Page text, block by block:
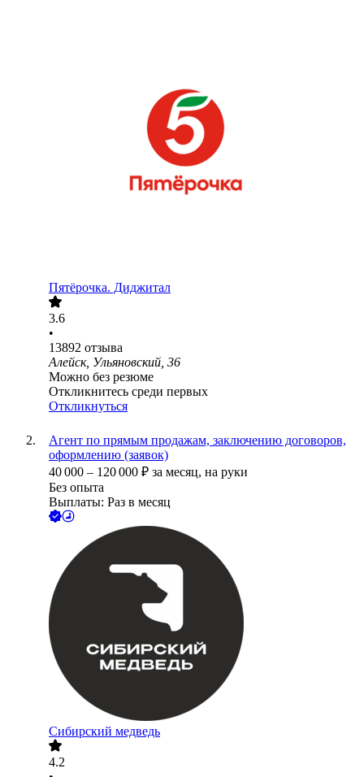
Пятёрочка. Диджитал
3.6
•
13892 отзыва
Алейск, Ульяновский, 36
Можно без резюме
Откликнитесь среди первых
Откликнуться
Агент по прямым продажам, заключению договоров,
оформлению (заявок)
40 000 – 120 000 ₽ за месяц, на руки
Без опыта
Выплаты: Раз в месяц
Сибирский медведь
4.2